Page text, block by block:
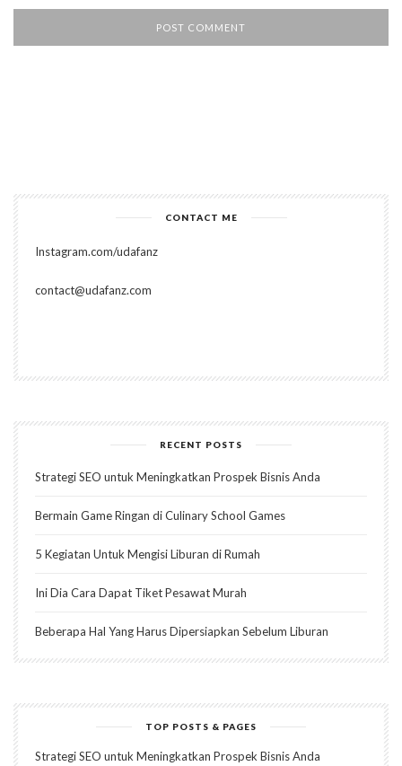
CONTACT ME
Instagram.com/udafanz
contact@udafanz.com
RECENT POSTS
Strategi SEO untuk Meningkatkan Prospek Bisnis Anda
Bermain Game Ringan di Culinary School Games
5 Kegiatan Untuk Mengisi Liburan di Rumah
Ini Dia Cara Dapat Tiket Pesawat Murah
Beberapa Hal Yang Harus Dipersiapkan Sebelum Liburan
TOP POSTS & PAGES
Strategi SEO untuk Meningkatkan Prospek Bisnis Anda